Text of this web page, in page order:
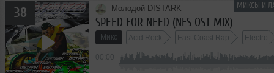
МИКСЫ И
38 Молодой DISTARK
SPEED FOR NEED (NFS OST MIX)
Микс Acid Rock East Coast Rap Electro